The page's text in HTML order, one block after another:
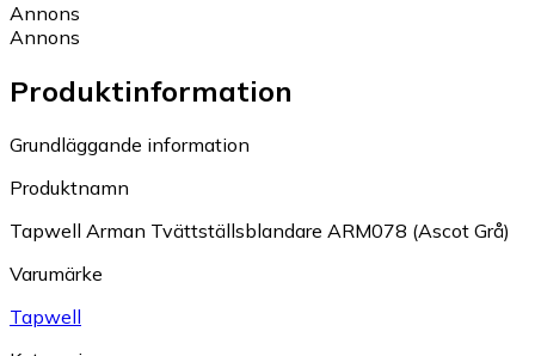
Annons
Annons
Produktinformation
Grundläggande information
Produktnamn
Tapwell Arman Tvättställsblandare ARM078 (Ascot Grå)
Varumärke
Tapwell